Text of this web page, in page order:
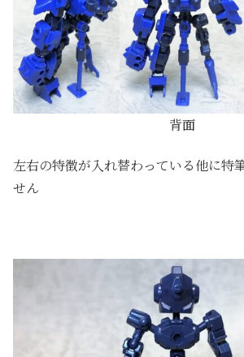
背面
左右の特徴が入れ替わっている他に特
せん